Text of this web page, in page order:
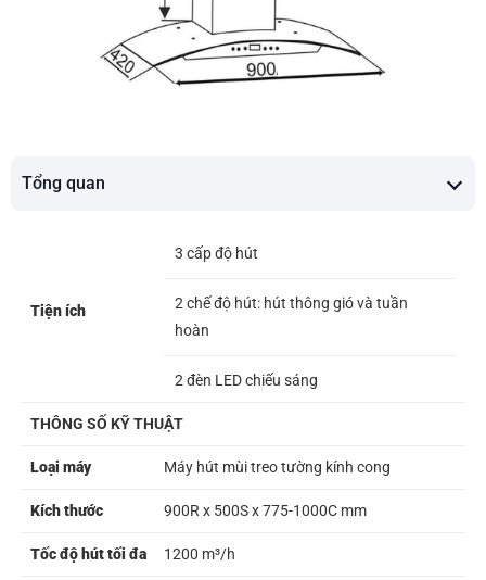
Tổng quan
Tiện ích
3 cấp độ hút
2 chế độ hút: hút thông gió và tuần
hoàn
2 đèn LED chiếu sáng
THÔNG SỐ KỸ THUẬT
Loại máy Máy hút mùi treo tường kính cong
Kích thước 900R x 500S x 775-1000C mm
Tốc độ hút tối đa 1200 m³/h